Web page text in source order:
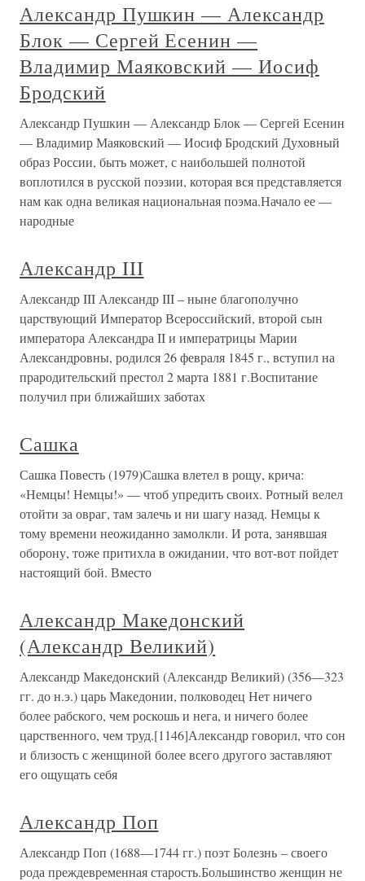
Александр Пушкин — Александр
Блок — Сергей Есенин —
Владимир Маяковский — Иосиф
Бродский
Александр Пушкин — Александр Блок — Сергей Есенин
— Владимир Маяковский — Иосиф Бродский Духовный
образ России, быть может, с наибольшей полнотой
воплотился в русской поэзии, которая вся представляется
нам как одна великая национальная поэма.Начало ее —
народные
Александр III
Александр III Александр III – ныне благополучно
царствующий Император Всероссийский, второй сын
императора Александра II и императрицы Марии
Александровны, родился 26 февраля 1845 г., вступил на
прародительский престол 2 марта 1881 г.Воспитание
получил при ближайших заботах
Сашка
Сашка Повесть (1979)Сашка влетел в рощу, крича:
«Немцы! Немцы!» — чтоб упредить своих. Ротный велел
отойти за овраг, там залечь и ни шагу назад. Немцы к
тому времени неожиданно замолкли. И рота, занявшая
оборону, тоже притихла в ожидании, что вот-вот пойдет
настоящий бой. Вместо
Александр Македонский
(Александр Великий)
Александр Македонский (Александр Великий) (356—323
гг. до н.э.) царь Македонии, полководец Нет ничего
более рабского, чем роскошь и нега, и ничего более
царственного, чем труд.[1146]Александр говорил, что сон
и близость с женщиной более всего другого заставляют
его ощущать себя
Александр Поп
Александр Поп (1688—1744 гг.) поэт Болезнь – своего
рода преждевременная старость.Большинство женщин не